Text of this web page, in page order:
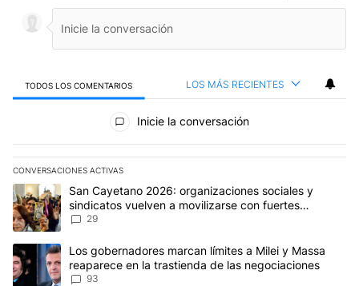
TODOS LOS COMENTARIOS LOS MÁS RECIENTES
Todos los comentarios
Inicie la conversación
CONVERSACIONES ACTIVAS
Este listado muestra los artículos con más comentarios en los
Un artículo de tendencia con el título "San Cayetano 2026:
San Cayetano 2026: organizaciones sociales y
sindicatos vuelven a movilizarse con fuertes
reclamos al Gobierno
29
Un artículo de tendencia con el título "Los gobernadores
Los gobernadores marcan límites a Milei y Massa
reaparece en la trastienda de las negociaciones
93